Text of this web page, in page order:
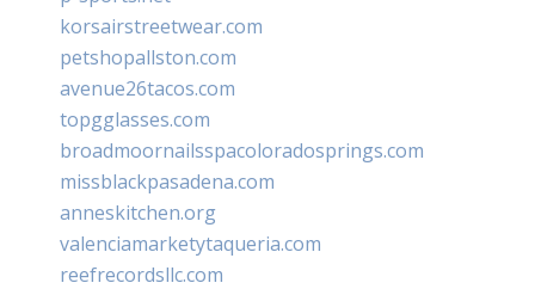
korsairstreetwear.com
petshopallston.com
avenue26tacos.com
topgglasses.com
broadmoornailsspacoloradosprings.com
missblackpasadena.com
anneskitchen.org
valenciamarketytaqueria.com
reefrecordsllc.com